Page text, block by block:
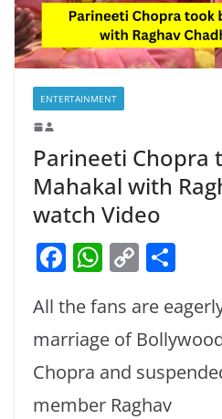
ENTERTAINMENT
Parineeti Chopra
Mahakal with
watch Video
F
c
e
b
o
W
at
s
A
p
C
p
y
Li
n
ar
e
All the fans are
marriage of
Chopra and
member Raghav